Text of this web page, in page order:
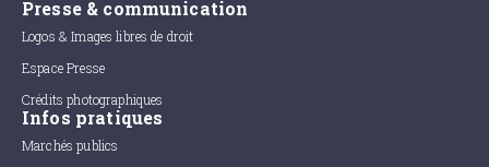
Presse & communication
Logos & Images libres de droit
Espace Presse
Crédits photographiques
Infos pratiques
Marchés publics